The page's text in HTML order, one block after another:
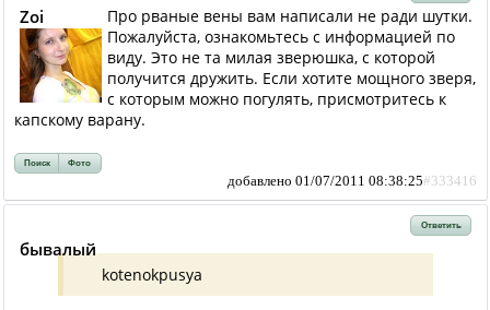
Zoi
Про рваные вены вам написали не ради шутки.
Пожалуйста, ознакомьтесь с информацией по
виду. Это не та милая зверюшка, с которой
получится дружить. Если хотите мощного зверя,
с которым можно погулять, присмотритесь к
капскому варану.
Поиск Фото
добавлено 01/07/2011 08:38:25#333416
Ответить
бывалый
kotenokpusya